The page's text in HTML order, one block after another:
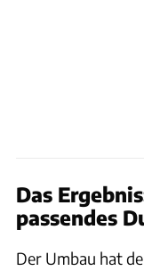
Das
passendes
Der Umbau hat